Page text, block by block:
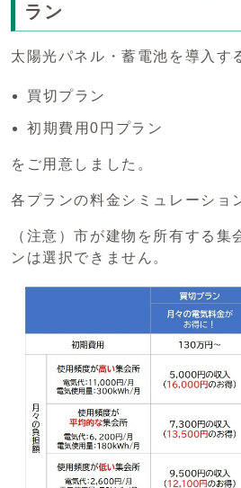
ラン
太陽光パネル・蓄電池を導入す
買切プラン
初期費用0円プラン
をご用意しました。
各プランの料金シミュレーショ
（注意）市が建物を所有する集
ンは選択できません。